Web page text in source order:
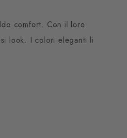
comfort. Con il loro
look. I colori eleganti li